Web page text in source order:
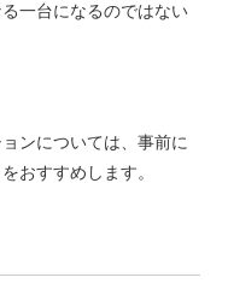
一台になるのではない
ンについては、事前に
おすすめします。